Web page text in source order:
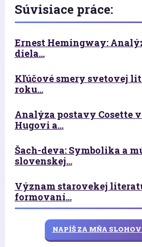
Súvisiace práce:
Ernest Hemingway:
diela...
Kľúčové smery svetovej
roku...
Analýza postavy Cosette
Hugovi a...
Šach-deva: Symbolika a
slovenskej...
Význam starovekej
formovaní...
NAPÍŠ ZA MŇA